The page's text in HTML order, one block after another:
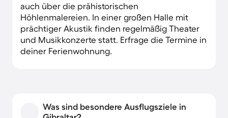
auch über die prähistorischen
Höhlenmalereien. In einer großen Halle mit
prächtiger Akustik finden regelmäßig Theater
und Musikkonzerte statt. Erfrage die Termine in
deiner Ferienwohnung.
Was sind besondere Ausflugsziele in